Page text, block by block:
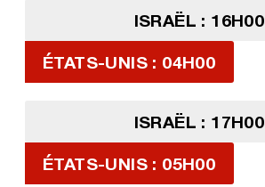
ISRAËL : 16H00
ÉTATS-UNIS : 04H00
ISRAËL : 17H00
ÉTATS-UNIS : 05H00